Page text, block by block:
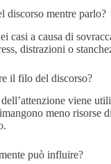
discorso mentre parlo?
casi a causa di
distrazioni o
il filo del discorso?
viene
meno risorse
può influire?